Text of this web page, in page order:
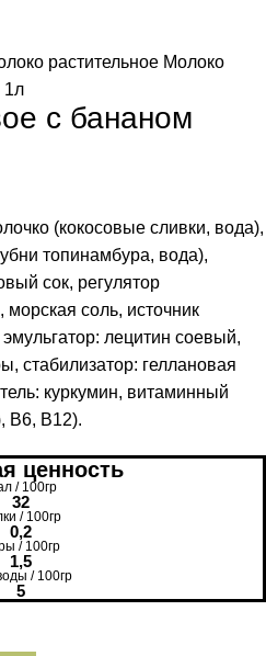
растительное Молоко
1л
с бананом
(кокосовые сливки, вода),
топинамбура, вода),
сок, регулятор
соль, источник
лецитин соевый,
стабилизатор: геллановая
куркумин, витаминный
В6, В12).
ценность
/ 100гр
32
/ 100гр
0,2
/ 100гр
1,5
/ 100гр
5